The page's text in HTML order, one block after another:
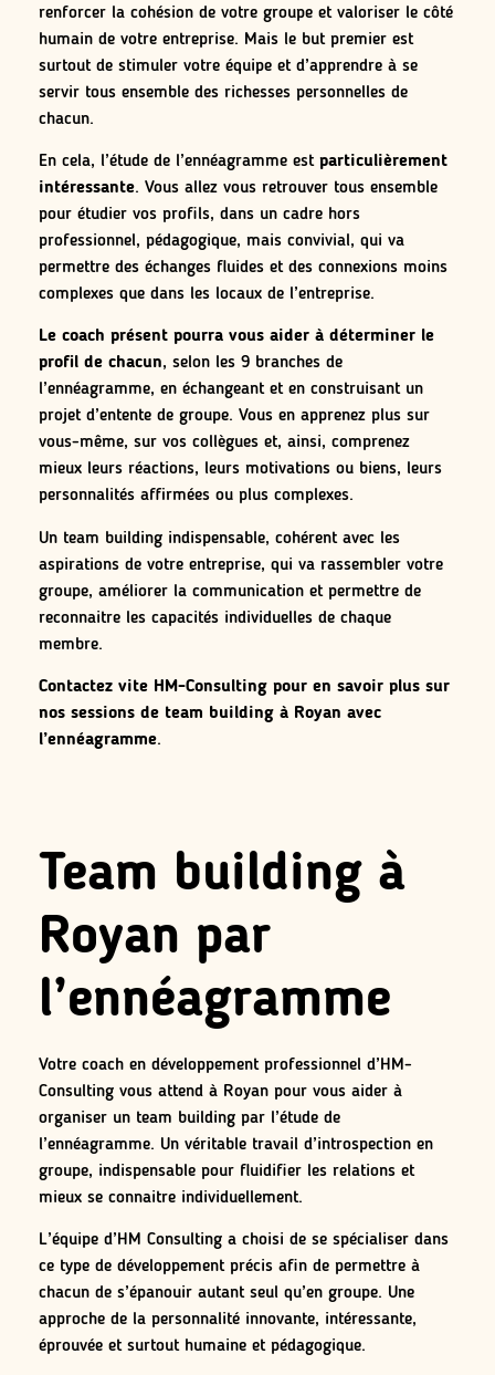
renforcer la cohésion de votre groupe et valoriser le côté
humain de votre entreprise. Mais le but premier est
surtout de stimuler votre équipe et d’apprendre à se
servir tous ensemble des richesses personnelles de
chacun.
En cela, l’étude de l’ennéagramme est particulièrement
intéressante. Vous allez vous retrouver tous ensemble
pour étudier vos profils, dans un cadre hors
professionnel, pédagogique, mais convivial, qui va
permettre des échanges fluides et des connexions moins
complexes que dans les locaux de l’entreprise.
Le coach présent pourra vous aider à déterminer le
profil de chacun, selon les 9 branches de
l’ennéagramme, en échangeant et en construisant un
projet d’entente de groupe. Vous en apprenez plus sur
vous-même, sur vos collègues et, ainsi, comprenez
mieux leurs réactions, leurs motivations ou biens, leurs
personnalités affirmées ou plus complexes.
Un team building indispensable, cohérent avec les
aspirations de votre entreprise, qui va rassembler votre
groupe, améliorer la communication et permettre de
reconnaitre les capacités individuelles de chaque
membre.
Contactez vite HM-Consulting pour en savoir plus sur
nos sessions de team building à Royan avec
l’ennéagramme.
Team building à
Royan par
l’ennéagramme
Votre coach en développement professionnel d’HM-
Consulting vous attend à Royan pour vous aider à
organiser un team building par l’étude de
l’ennéagramme. Un véritable travail d’introspection en
groupe, indispensable pour fluidifier les relations et
mieux se connaitre individuellement.
L’équipe d’HM Consulting a choisi de se spécialiser dans
ce type de développement précis afin de permettre à
chacun de s’épanouir autant seul qu’en groupe. Une
approche de la personnalité innovante, intéressante,
éprouvée et surtout humaine et pédagogique.